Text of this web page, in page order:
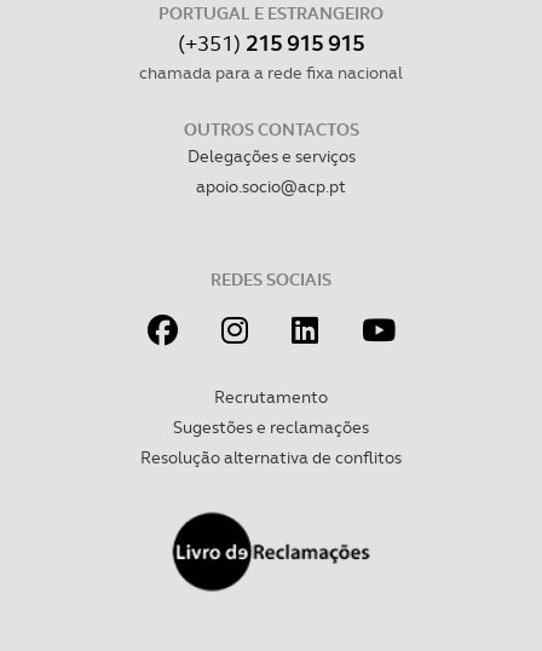
PORTUGAL E ESTRANGEIRO
(+351) 215 915 915
chamada para a rede fixa nacional
OUTROS CONTACTOS
Delegações e serviços
apoio.socio@acp.pt
REDES SOCIAIS
Recrutamento
Sugestões e reclamações
Resolução alternativa de conflitos